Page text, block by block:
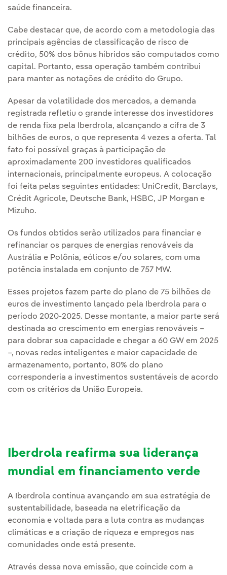
saúde financeira.
Cabe destacar que, de acordo com a metodologia das
principais agências de classificação de risco de
crédito, 50% dos bônus híbridos são computados como
capital. Portanto, essa operação também contribui
para manter as notações de crédito do Grupo.
Apesar da volatilidade dos mercados, a demanda
registrada refletiu o grande interesse dos investidores
de renda fixa pela Iberdrola, alcançando a cifra de 3
bilhões de euros, o que representa 4 vezes a oferta. Tal
fato foi possível graças à participação de
aproximadamente 200 investidores qualificados
internacionais, principalmente europeus. A colocação
foi feita pelas seguintes entidades: UniCredit, Barclays,
Crédit Agricole, Deutsche Bank, HSBC, JP Morgan e
Mizuho.
Os fundos obtidos serão utilizados para financiar e
refinanciar os parques de energias renováveis da
Austrália e Polônia, eólicos e/ou solares, com uma
potência instalada em conjunto de 757 MW.
Esses projetos fazem parte do plano de 75 bilhões de
euros de investimento lançado pela Iberdrola para o
período 2020-2025. Desse montante, a maior parte será
destinada ao crescimento em energias renováveis –
para dobrar sua capacidade e chegar a 60 GW em 2025
–, novas redes inteligentes e maior capacidade de
armazenamento, portanto, 80% do plano
corresponderia a investimentos sustentáveis de acordo
com os critérios da União Europeia.
Iberdrola reafirma sua liderança
mundial em financiamento verde
A Iberdrola continua avançando em sua estratégia de
sustentabilidade, baseada na eletrificação da
economia e voltada para a luta contra as mudanças
climáticas e a criação de riqueza e empregos nas
comunidades onde está presente.
Através dessa nova emissão, que coincide com a